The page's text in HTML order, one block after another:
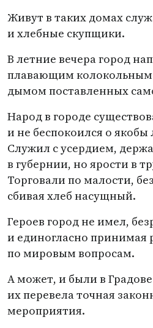
Живут в таких домах
и хлебные скупщики.
В летние вечера город
плавающим
дымом поставленных
Народ в городе
и не беспокоился о
Служил с усердием,
в губернии, но ярости в
Торговали по малости,
сбивая хлеб насущный.
Героев город не имел,
и единогласно принимая
по мировым вопросам.
А может, и были в
их перевела точная
мероприятия.